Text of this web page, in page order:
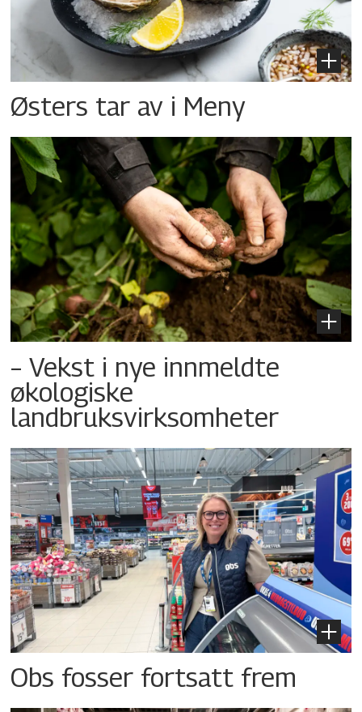
Østers tar av i Meny
– Vekst i nye innmeldte
økologiske
landbruksvirksomheter
Obs fosser fortsatt frem